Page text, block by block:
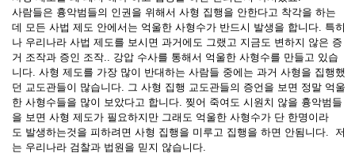
사람들은 흉악범들의 인권을 위해서 사형 집행을 안한다고 착각을 하는
데 모든 사법 제도 안에서는 억울한 사형수가 반드시 발생을 합니다. 특히
나 우리나라 사법 제도를 보시면 과거에도 그랬고 지금도 변하지 않은 증
거 조작과 증인 조작.. 강압 수사를 통해서 억울한 사형수를 만들고 있습
니다. 사형 제도를 가장 많이 반대하는 사람들 중에는 과거 사형을 집행했
던 교도관들이 많습니다. 그 사형 집행 교도관들의 증언을 보면 정말 억울
한 사형수들을 많이 보았다고 합니다. 찢어 죽여도 시원치 않을 흉악범들
을 보면 사형 제도가 필요하지만 그래도 억울한 사형수가 단 한명이라
도 발생하는것을 피하려면 사형 집행을 미루고 집행을 하면 안됨니다. 저
는 우리나라 검찰과 법원을 믿지 않습니다.